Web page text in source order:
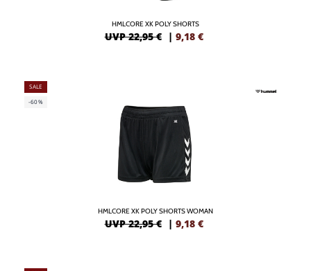
HMLCORE XK POLY SHORTS
UVP 22,95 € | 9,18 €
SALE
-60%
HMLCORE XK POLY SHORTS WOMAN
UVP 22,95 € | 9,18 €